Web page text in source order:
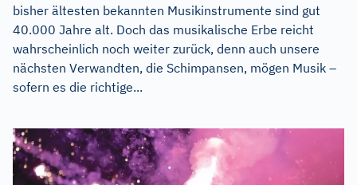
bisher ältesten bekannten Musikinstrumente sind gut
40.000 Jahre alt. Doch das musikalische Erbe reicht
wahrscheinlich noch weiter zurück, denn auch unsere
nächsten Verwandten, die Schimpansen, mögen Musik –
sofern es die richtige...